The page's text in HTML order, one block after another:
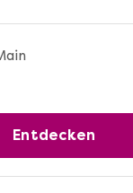
Entdecken